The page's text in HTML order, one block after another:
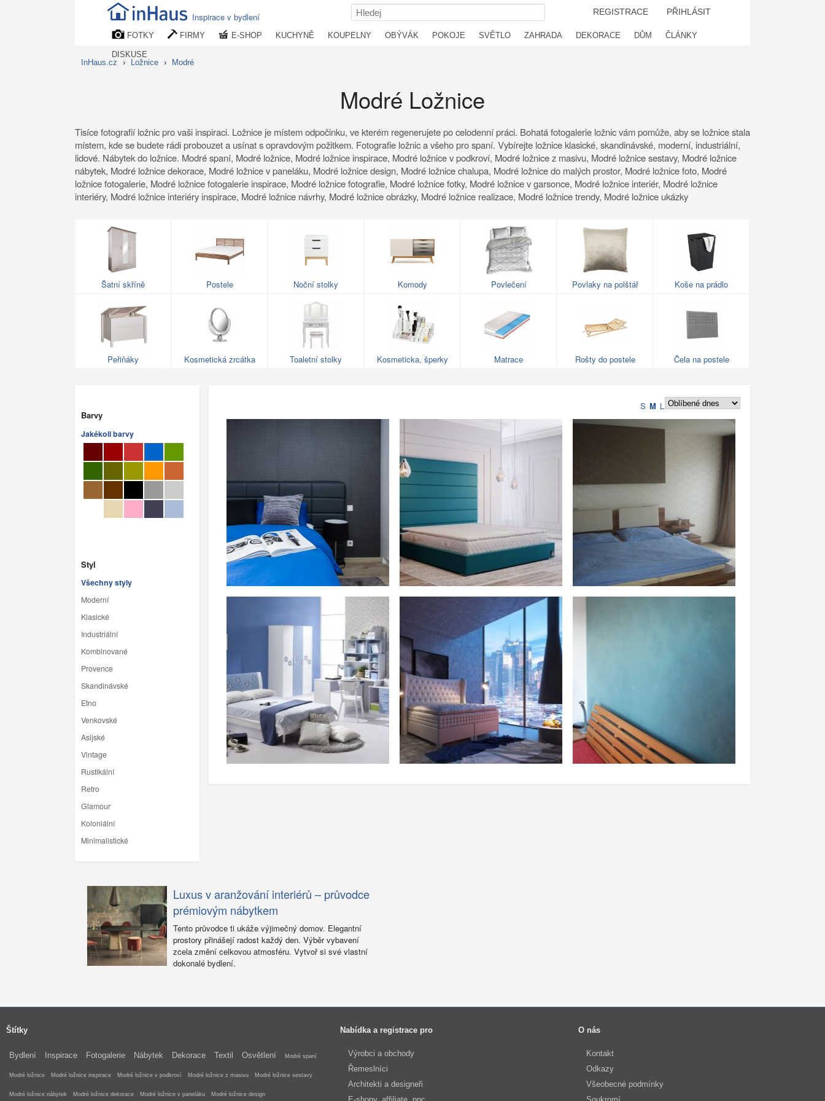
Inspirace v bydlení REGISTRACE PŘIHLÁSIT
FOTKY FIRMY E-SHOP KUCHYNĚ KOUPELNY OBÝVÁK POKOJE SVĚTLO ZAHRADA DEKORACE DŮM ČLÁNKY
DISKUSE
InHaus.cz
› Ložnice › Modré
Modré Ložnice
Tisíce fotografií ložnic pro vaši inspiraci. Ložnice je místem odpočinku, ve kterém regenerujete po celodenní práci. Bohatá fotogalerie ložnic vám pomůže, aby se ložnice stala
místem, kde se budete rádi probouzet a usínat s opravdovým požitkem. Fotografie ložnic a všeho pro spaní. Vybírejte ložnice klasické, skandinávské, moderní, industriální,
lidové. Nábytek do ložnice. Modré spaní, Modré ložnice, Modré ložnice inspirace, Modré ložnice v podkroví, Modré ložnice z masivu, Modré ložnice sestavy, Modré ložnice
nábytek, Modré ložnice dekorace, Modré ložnice v paneláku, Modré ložnice design, Modré ložnice chalupa, Modré ložnice do malých prostor, Modré ložnice foto, Modré
ložnice fotogalerie, Modré ložnice fotogalerie inspirace, Modré ložnice fotografie, Modré ložnice fotky, Modré ložnice v garsonce, Modré ložnice interiér, Modré ložnice
interiéry, Modré ložnice interiéry inspirace, Modré ložnice návrhy, Modré ložnice obrázky, Modré ložnice realizace, Modré ložnice trendy, Modré ložnice ukázky
Šatní skříně Postele Noční stolky Komody Povlečení Povlaky na polštář Koše na prádlo
Peřiňáky Kosmetická zrcátka Toaletní stolky Kosmeticka, šperky Matrace Rošty do postele Čela na postele
Barvy
Jakékoli barvy
Styl
Všechny styly
Moderní
Klasické
Industriální
Kombinované
Provence
Skandinávské
Etno
Venkovské
Asijské
Vintage
Rustikální
Retro
Glamour
Koloniální
Minimalistické
S M L
Luxus v aranžování interiérů – průvodce
prémiovým nábytkem
Tento průvodce ti ukáže výjimečný domov. Elegantní
prostory přinášejí radost každý den. Výběr vybavení
zcela změní celkovou atmosféru. Vytvoř si své vlastní
dokonalé bydlení.
Štítky
Bydlení Inspirace Fotogalerie Nábytek Dekorace Textil Osvětlení Modré spaní
Modré ložnice Modré ložnice inspirace Modré ložnice v podkroví Modré ložnice z masivu Modré ložnice sestavy
Modré ložnice nábytek Modré ložnice dekorace Modré ložnice v paneláku Modré ložnice design
Nabídka a registrace pro
Výrobci a obchody
Řemeslníci
Architekti a designeři
O nás
Kontakt
Odkazy
Všeobecné podmínky